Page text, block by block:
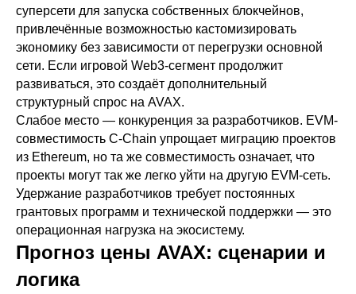
суперсети для запуска собственных блокчейнов,
привлечённые возможностью кастомизировать
экономику без зависимости от перегрузки основной
сети. Если игровой Web3-сегмент продолжит
развиваться, это создаёт дополнительный
структурный спрос на AVAX.
Слабое место — конкуренция за разработчиков. EVM-
совместимость C-Chain упрощает миграцию проектов
из Ethereum, но та же совместимость означает, что
проекты могут так же легко уйти на другую EVM-сеть.
Удержание разработчиков требует постоянных
грантовых программ и технической поддержки — это
операционная нагрузка на экосистему.
Прогноз цены AVAX: сценарии и
логика